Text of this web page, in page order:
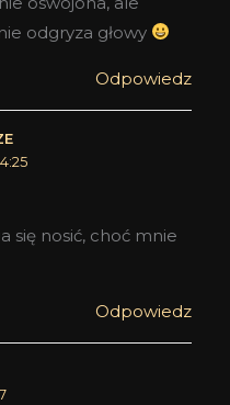
odgryza głowy
Odpowiedz
się nosić, choć mnie
Odpowiedz